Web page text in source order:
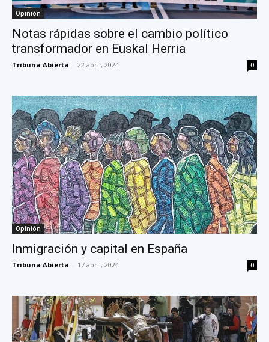
Opinión
Notas rápidas sobre el cambio político
transformador en Euskal Herria
Tribuna Abierta - 22 abril, 2024 0
Opinión
Inmigración y capital en España
Tribuna Abierta - 17 abril, 2024 0